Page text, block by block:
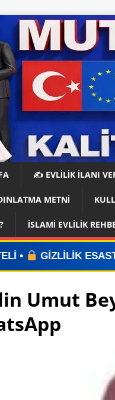
✍️ EVLİLİK İLANI
METNI
İSLAMI EVLILIK
• ÜYELİK
Umut